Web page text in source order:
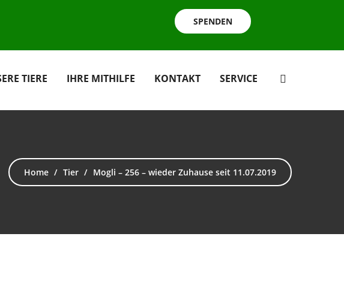
SPENDEN
TIERE IHRE MITHILFE KONTAKT SERVICE
Home Tier Mogli – 256 – wieder Zuhause seit 11.07.2019